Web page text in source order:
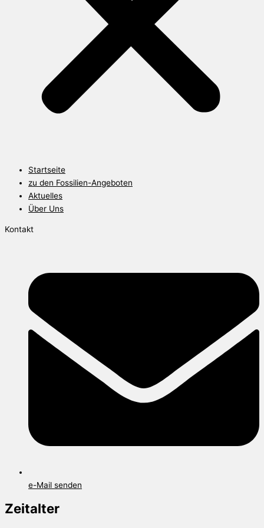
Startseite
zu den Fossilien-Angeboten
Aktuelles
Über Uns
Kontakt
e-Mail senden
Zeitalter